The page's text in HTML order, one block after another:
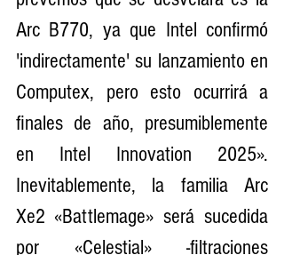
Arc B770, ya que Intel confirmó
'indirectamente' su lanzamiento en
Computex, pero esto ocurrirá a
finales de año, presumiblemente
en Intel Innovation 2025».
Inevitablemente, la familia Arc
Xe2 «Battlemage» será sucedida
por «Celestial» -filtraciones